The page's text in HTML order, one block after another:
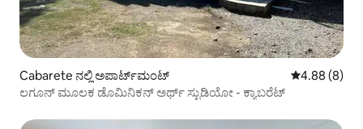
Cabarete ನಲ್ಲಿ ಅಪಾರ್ಟ್‌ಮಂಟ್ 5 ರಲ್ಲಿ 4.88
4.88 (8)
ಲಗೂನ್ ಮೂಲಕ ಡೊಮಿನಿಕನ್ ಅರ್ಥ್ ಸ್ಟುಡಿಯೋ - ಕ್ಯಾಬರೆಟ್